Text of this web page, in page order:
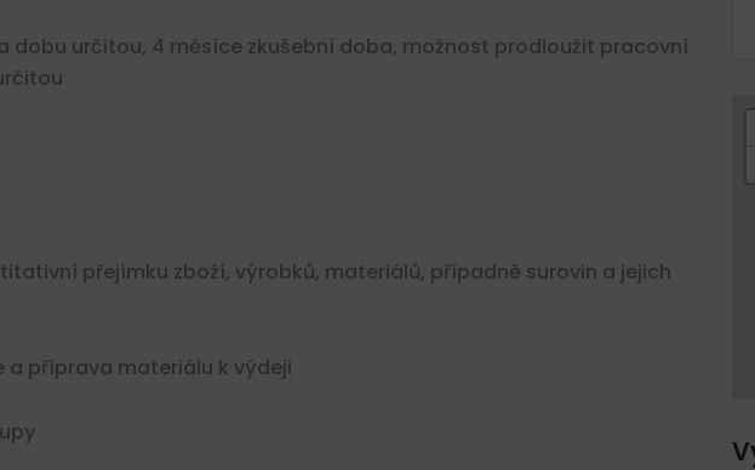
dobu určitou, 4 měsíce zkušební doba, možnost prodloužit pracovní
přejímku zboží, výrobků, materiálů, případně surovin a jejich
a příprava materiálu k výdeji